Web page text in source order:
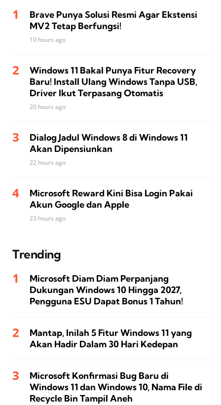
Brave Punya Solusi Resmi Agar Ekstensi
MV2 Tetap Berfungsi!
10 hours ago
Windows 11 Bakal Punya Fitur Recovery
Baru! Install Ulang Windows Tanpa USB,
Driver Ikut Terpasang Otomatis
20 hours ago
Dialog Jadul Windows 8 di Windows 11
Akan Dipensiunkan
22 hours ago
Microsoft Reward Kini Bisa Login Pakai
Akun Google dan Apple
23 hours ago
Trending
Microsoft Diam Diam Perpanjang
Dukungan Windows 10 Hingga 2027,
Pengguna ESU Dapat Bonus 1 Tahun!
Mantap, Inilah 5 Fitur Windows 11 yang
Akan Hadir Dalam 30 Hari Kedepan
Microsoft Konfirmasi Bug Baru di
Windows 11 dan Windows 10, Nama File di
Recycle Bin Tampil Aneh